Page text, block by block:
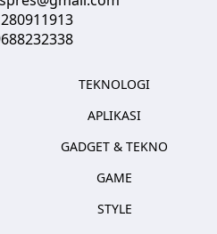
TEKNOLOGI
APLIKASI
GADGET & TEKNO
GAME
STYLE